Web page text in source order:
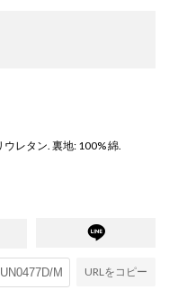
ウレタン. 裏地: 100% 綿.
URLをコピー